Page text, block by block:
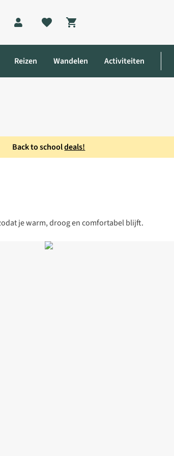
Shopping cart
Reizen Wandelen Activiteiten
Back to schooldeals!
je warm, droog en comfortabel blijft.